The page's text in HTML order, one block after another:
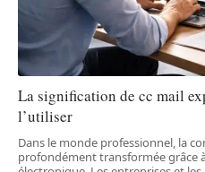
La signification de cc mail
l’utiliser
Dans le monde professionnel, la
profondément transformée grâce